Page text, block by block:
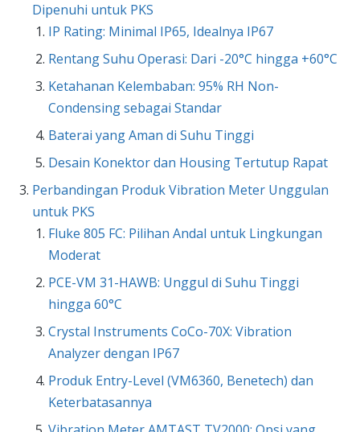
Dipenuhi untuk PKS
IP Rating: Minimal IP65, Idealnya IP67
Rentang Suhu Operasi: Dari -20°C hingga +60°C
Ketahanan Kelembaban: 95% RH Non-
Condensing sebagai Standar
Baterai yang Aman di Suhu Tinggi
Desain Konektor dan Housing Tertutup Rapat
Perbandingan Produk Vibration Meter Unggulan
untuk PKS
Fluke 805 FC: Pilihan Andal untuk Lingkungan
Moderat
PCE-VM 31-HAWB: Unggul di Suhu Tinggi
hingga 60°C
Crystal Instruments CoCo-70X: Vibration
Analyzer dengan IP67
Produk Entry-Level (VM6360, Benetech) dan
Keterbatasannya